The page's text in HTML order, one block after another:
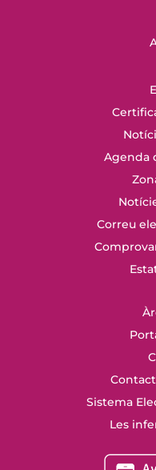
Agenda
Correu
Sistema
Les